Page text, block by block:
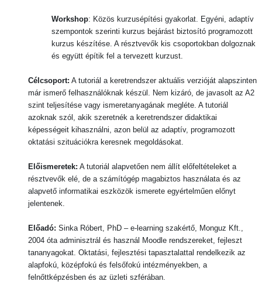
Workshop: Közös kurzusépítési gyakorlat. Egyéni, adaptív
szempontok szerinti kurzus bejárást biztosító programozott
kurzus készítése. A résztvevők kis csoportokban dolgoznak
és együtt építik fel a tervezett kurzust.
Célcsoport: A tutoriál a keretrendszer aktuális verzióját alapszinten
már ismerő felhasználóknak készül. Nem kizáró, de javasolt az A2
szint teljesítése vagy ismeretanyagának megléte. A tutoriál
azoknak szól, akik szeretnék a keretrendszer didaktikai
képességeit kihasználni, azon belül az adaptív, programozott
oktatási szituációkra keresnek megoldásokat.
Előismeretek: A tutoriál alapvetően nem állít előfeltételeket a
résztvevők elé, de a számítógép magabiztos használata és az
alapvető informatikai eszközök ismerete egyértelműen előnyt
jelentenek.
Előadó: Sinka Róbert, PhD – e-learning szakértő, Monguz Kft.,
2004 óta adminisztrál és használ Moodle rendszereket, fejleszt
tananyagokat. Oktatási, fejlesztési tapasztalattal rendelkezik az
alapfokú, középfokú és felsőfokú intézményekben, a
felnőttképzésben és az üzleti szférában.